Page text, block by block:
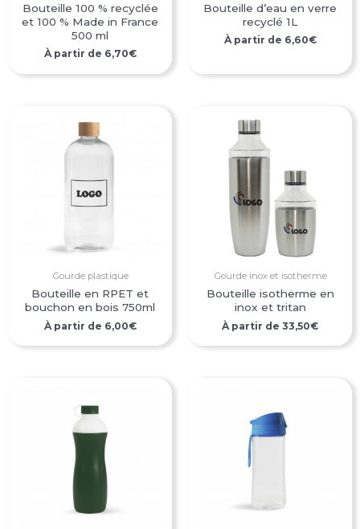
Bouteille 100 % recyclée
et 100 % Made in France
500 ml
À partir de 6,70€
Bouteille d’eau en verre
recyclé 1L
À partir de 6,60€
Gourde plastique
Bouteille en RPET et
bouchon en bois 750ml
À partir de 6,00€
Gourde inox et isotherme
Bouteille isotherme en
inox et tritan
À partir de 33,50€